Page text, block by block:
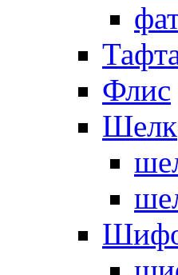
Флис
Шелк